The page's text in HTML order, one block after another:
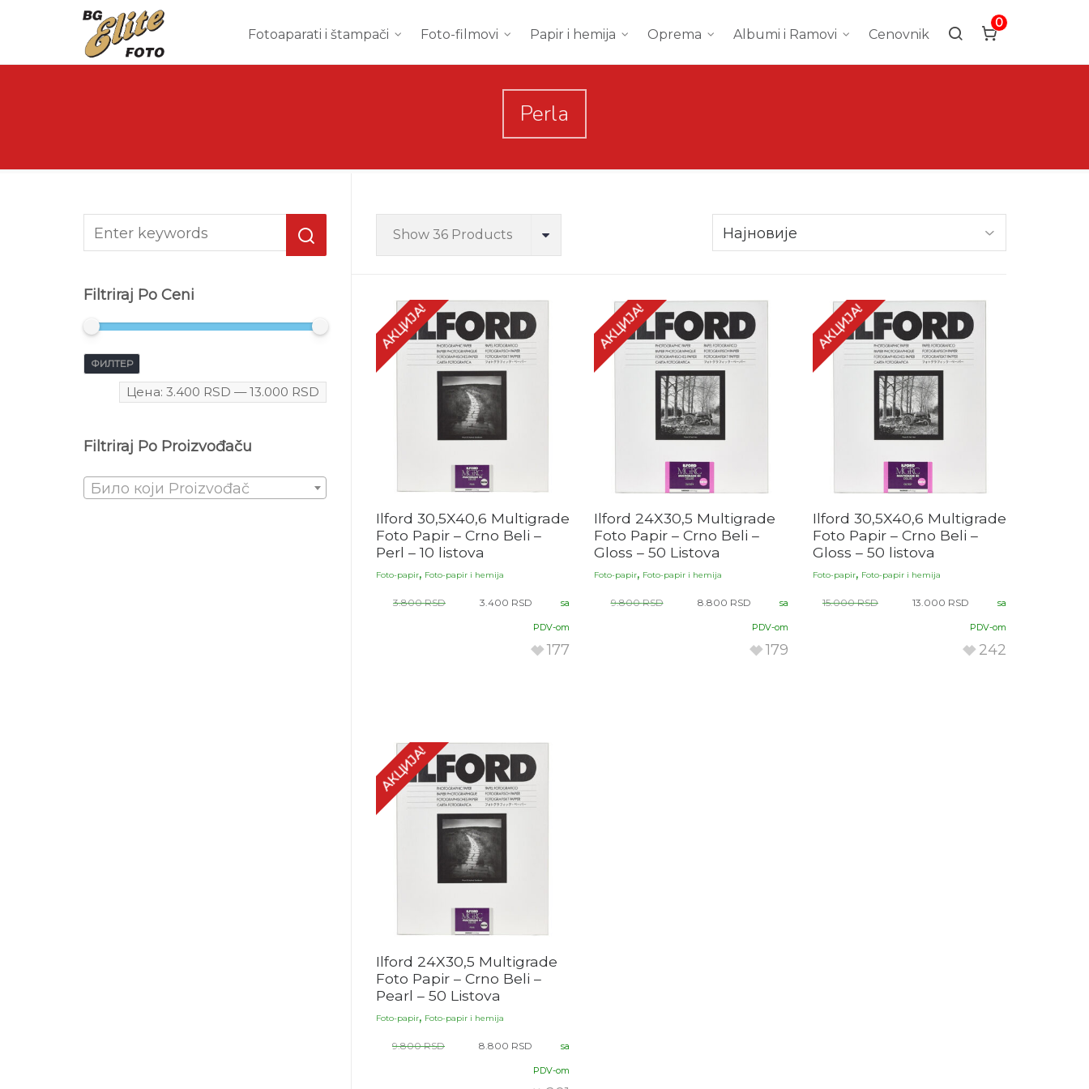
Fotoaparati i štampači Foto-filmovi Papir i hemija Oprema Albumi i Ramovi Cenovnik
0
Perla
Show 36 Products
АКЦИЈА!
Ilford 30,5X40,6 Multigrade
Foto Papir – Crno Beli –
Perl – 10 listova
Foto-papir, Foto-papir i hemija
3.800RSD 3.400 RSD sa
PDV-om
177
АКЦИЈА!
Ilford 24X30,5 Multigrade
Foto Papir – Crno Beli –
Gloss – 50 Listova
Foto-papir, Foto-papir i hemija
9.800RSD 8.800 RSD sa
PDV-om
179
АКЦИЈА!
Ilford 30,5X40,6 Multigrade
Foto Papir – Crno Beli –
Gloss – 50 listova
Foto-papir, Foto-papir i hemija
15.000RSD 13.000 RSD sa
PDV-om
242
АКЦИЈА!
Ilford 24X30,5 Multigrade
Foto Papir – Crno Beli –
Pearl – 50 Listova
Foto-papir, Foto-papir i hemija
9.800RSD 8.800 RSD sa
PDV-om
Filtriraj Po Ceni
ФИЛТЕР
Цена: 3.400 RSD —13.000 RSD
Filtriraj Po Proizvođaču
Било који Proizvođač